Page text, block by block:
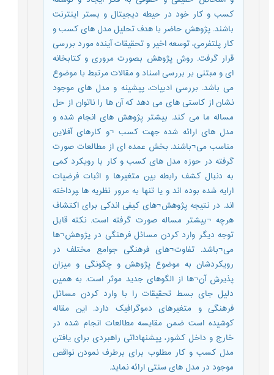
کسب و کار خود در حیطه دیجیتال و بستر اینترنت
باشند. پژوهش حاضر با هدف تحلیل مدل های کسب و
کار پلتفرمی، توسعه اخیر و تحقیقات آینده مورد بررسی
قرار گرفت. روش پژوهش بصورت مروری و کتابخانه
ای و مبتنی بر بررسی اسناد و مقالات مرتبط با موضوع
می باشد. بررسی ادبیات، پیشینه و مدل های موجود
نشان از کاستی های می دهد که آن ها را ناتوان از حل
مساله ما می کند. بیشتر پژوهش های انجام شده و
مدل های ارائه شده جهت کسب ¬و کارهای آفلاین
مناسب می¬باشند. بخش عمده ای از مطالعات صورت
گرفته در حوزه مدل های کسب و کار با رویکرد کمی
به دنبال کشف رابطه بین متغیرها و اثبات فرضیات
ارایه شده بوده اند و یا تنها به مرور نظریه ها ‍پرداخته
اند. در نتیجه پژوهش¬های کیفی اندکی برای اکتشاف
هرچه ¬بیشتر مساله صورت گرفته است. نکته قابل
توجه دیگر وارد کردن مسائل فرهنگی در پژوهش¬ها
می¬باشد. تفاوت¬های فرهنگی جوامع مختلف در
رویکردشان به موضوع پژوهش و چگونگی و میزان
پذیرش آن¬ها از الگوهای جدید موثر است. به همین
دلیل جای بسط تحقیقات را با وارد کردن مسائل
فرهنگی و متغیرهای دموگرافیک دارد. این مقاله
کوشیده است ضمن مقایسه مطالعات انجام شده در
خارج و داخل کشور، پیشنهاداتی راهبردی برای یافتن
مدل کسب و کار مطلوب برای برطرف نمودن نواقص
موجود در مدل های سنتی ارائه نماید.